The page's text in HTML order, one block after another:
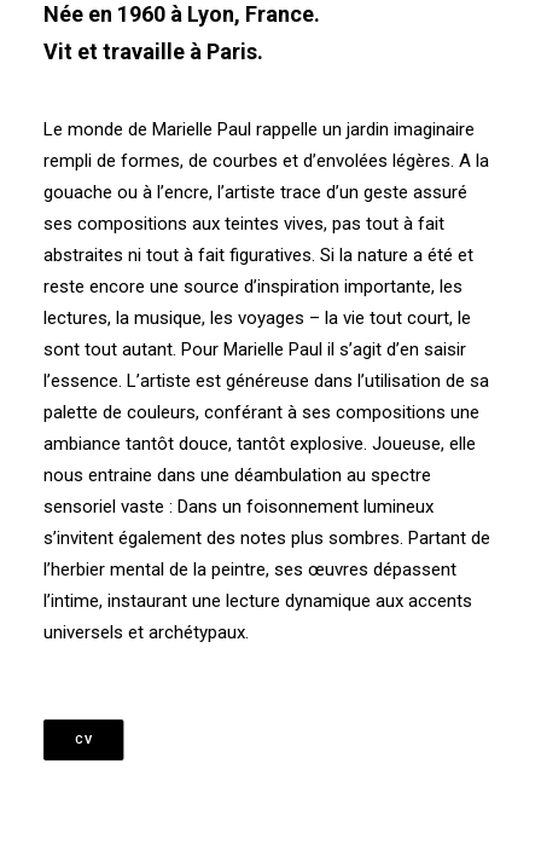
Née en 1960 à Lyon, France.
Vit et travaille à Paris.
Le monde de Marielle Paul rappelle un jardin imaginaire
rempli de formes, de courbes et d’envolées légères. A la
gouache ou à l’encre, l’artiste trace d’un geste assuré
ses compositions aux teintes vives, pas tout à fait
abstraites ni tout à fait figuratives. Si la nature a été et
reste encore une source d’inspiration importante, les
lectures, la musique, les voyages – la vie tout court, le
sont tout autant. Pour Marielle Paul il s’agit d’en saisir
l’essence. L’artiste est généreuse dans l’utilisation de sa
palette de couleurs, conférant à ses compositions une
ambiance tantôt douce, tantôt explosive. Joueuse, elle
nous entraine dans une déambulation au spectre
sensoriel vaste : Dans un foisonnement lumineux
s’invitent également des notes plus sombres. Partant de
l’herbier mental de la peintre, ses œuvres dépassent
l’intime, instaurant une lecture dynamique aux accents
universels et archétypaux.
CV